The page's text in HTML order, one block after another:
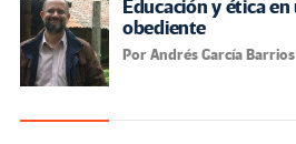
Educación y ética
obediente
Por Andrés García Barrios